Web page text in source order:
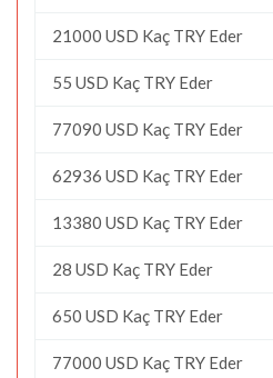
21000 USD Kaç TRY Eder
55 USD Kaç TRY Eder
77090 USD Kaç TRY Eder
62936 USD Kaç TRY Eder
13380 USD Kaç TRY Eder
28 USD Kaç TRY Eder
650 USD Kaç TRY Eder
77000 USD Kaç TRY Eder